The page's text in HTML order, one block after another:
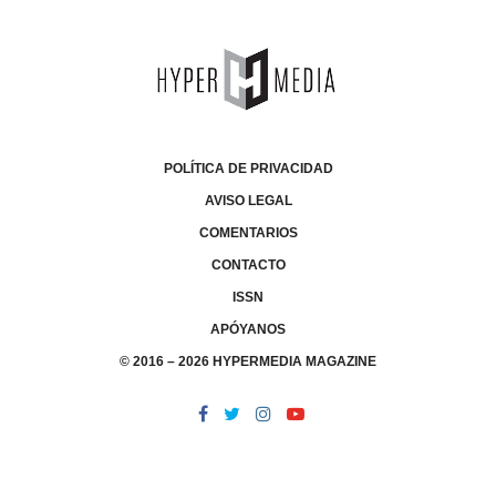
POLÍTICA DE PRIVACIDAD
AVISO LEGAL
COMENTARIOS
CONTACTO
ISSN
APÓYANOS
© 2016 – 2026 HYPERMEDIA MAGAZINE